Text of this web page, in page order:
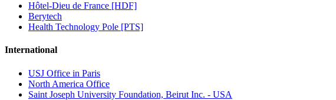
Hôtel-Dieu de France [HDF]
Berytech
Health Technology Pole [PTS]
International
USJ Office in Paris
North America Office
Saint Joseph University Foundation, Beirut Inc. - USA